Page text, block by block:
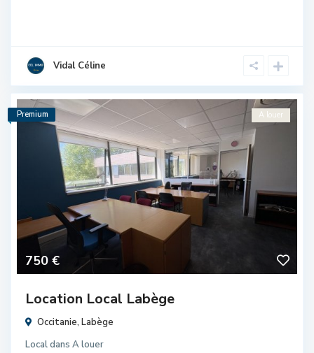
Vidal Céline
750 €
A louer
Premium
Location Local Labège
Occitanie, Labège
Localdans A louer